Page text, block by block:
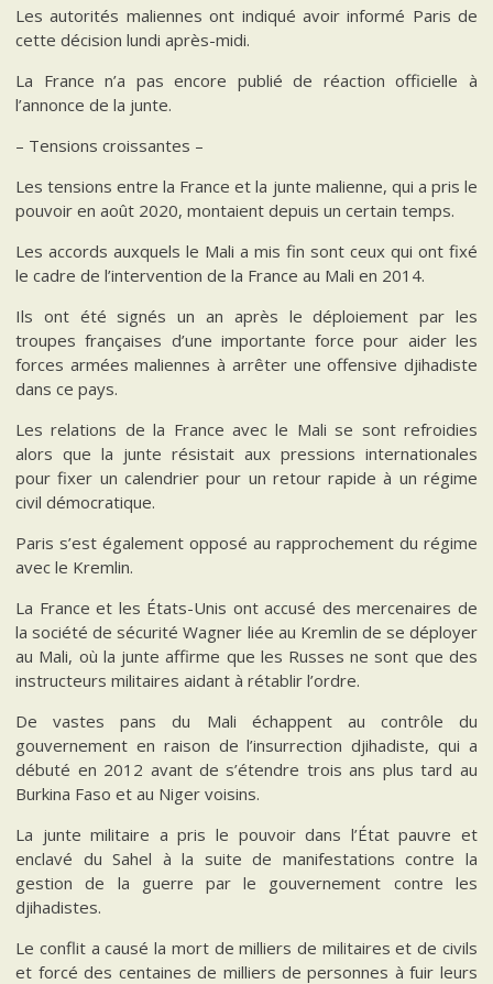
Les autorités maliennes ont indiqué avoir informé Paris de
cette décision lundi après-midi.
La France n’a pas encore publié de réaction officielle à
l’annonce de la junte.
– Tensions croissantes –
Les tensions entre la France et la junte malienne, qui a pris le
pouvoir en août 2020, montaient depuis un certain temps.
Les accords auxquels le Mali a mis fin sont ceux qui ont fixé
le cadre de l’intervention de la France au Mali en 2014.
Ils ont été signés un an après le déploiement par les
troupes françaises d’une importante force pour aider les
forces armées maliennes à arrêter une offensive djihadiste
dans ce pays.
Les relations de la France avec le Mali se sont refroidies
alors que la junte résistait aux pressions internationales
pour fixer un calendrier pour un retour rapide à un régime
civil démocratique.
Paris s’est également opposé au rapprochement du régime
avec le Kremlin.
La France et les États-Unis ont accusé des mercenaires de
la société de sécurité Wagner liée au Kremlin de se déployer
au Mali, où la junte affirme que les Russes ne sont que des
instructeurs militaires aidant à rétablir l’ordre.
De vastes pans du Mali échappent au contrôle du
gouvernement en raison de l’insurrection djihadiste, qui a
débuté en 2012 avant de s’étendre trois ans plus tard au
Burkina Faso et au Niger voisins.
La junte militaire a pris le pouvoir dans l’État pauvre et
enclavé du Sahel à la suite de manifestations contre la
gestion de la guerre par le gouvernement contre les
djihadistes.
Le conflit a causé la mort de milliers de militaires et de civils
et forcé des centaines de milliers de personnes à fuir leurs